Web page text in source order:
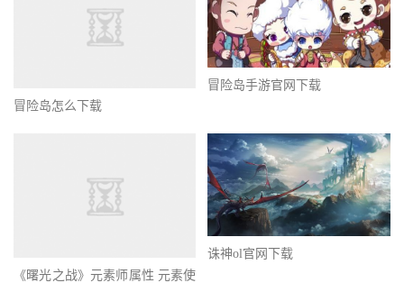
冒险岛怎么下载
冒险岛手游官网下载
《曙光之战》元素师属性 元素使
诛神ol官网下载